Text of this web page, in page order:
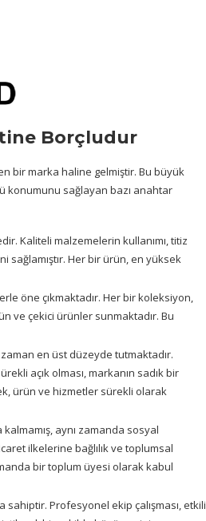
Borçludur
bir marka haline gelmiştir. Bu büyük
konumunu sağlayan bazı anahtar
Kaliteli malzemelerin kullanımı, titiz
sağlamıştır. Her bir ürün, en yüksek
öne çıkmaktadır. Her bir koleksiyon,
ve çekici ürünler sunmaktadır. Bu
en üst düzeyde tutmaktadır.
açık olması, markanın sadık bir
ürün ve hizmetler sürekli olarak
aynı zamanda sosyal
ilkelerine bağlılık ve toplumsal
bir toplum üyesi olarak kabul
Profesyonel ekip çalışması, etkili